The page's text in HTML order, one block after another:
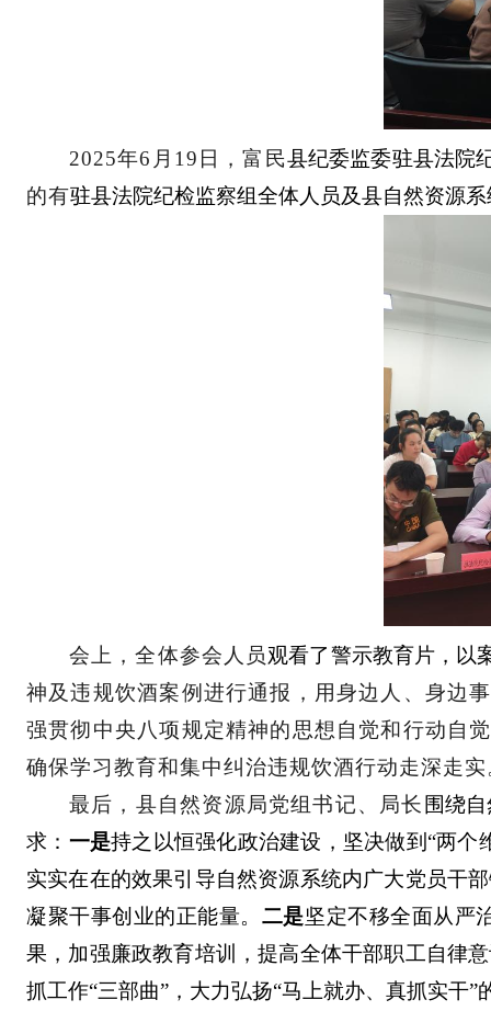
2025年6 月 19 日，富 民县纪委监委驻县法院
的有驻县法院纪检监察组全体人员及县自然资源
会上，全体参会人员观看了警示教育片，以
神及违规饮酒案例进行通报，用身边人、身边
强贯彻中央八项规定精神的思想自觉和行动自
确保学习教育和集中纠治违规饮酒行动走深走实
最后，县自然资源局党组书记、局长 围绕
求： 一是持之以恒强化政治建设，坚决做到 “两个
实实在在的效果引导自然资源系统内广大党员干
凝聚干事创业的正能量。 二是坚定不移全面从严
果，加强廉政教育培训，提高全体干部职工自律
抓工作“三部曲”，大力弘扬“马上就办、真抓实干